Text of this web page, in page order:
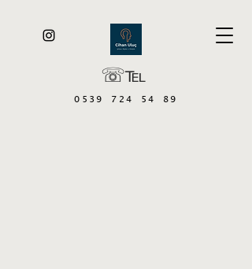
0539 724 54 89
☏℡